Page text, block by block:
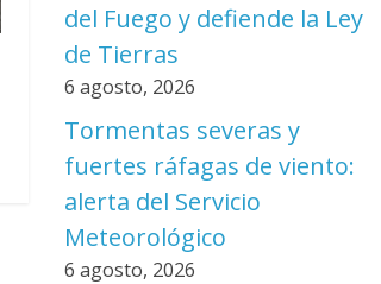
del Fuego y defiende la Ley
de Tierras
6 agosto, 2026
Tormentas severas y
fuertes ráfagas de viento:
alerta del Servicio
Meteorológico
6 agosto, 2026